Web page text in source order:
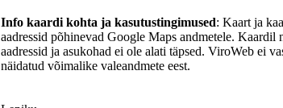
Info kaardi kohta ja kasutustingimused: Kaart ja
aadressid põhinevad Google Maps andmetele. Kaardil
aadressid ja asukohad ei ole alati täpsed. ViroWeb ei
näidatud võimalike valeandmete eest.